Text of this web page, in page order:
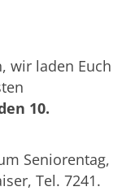
wir laden Euch
10.
Seniorentag,
Tel. 7241.